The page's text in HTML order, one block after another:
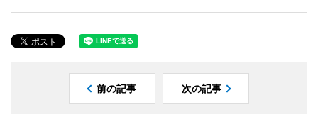
前の記事 次の記事